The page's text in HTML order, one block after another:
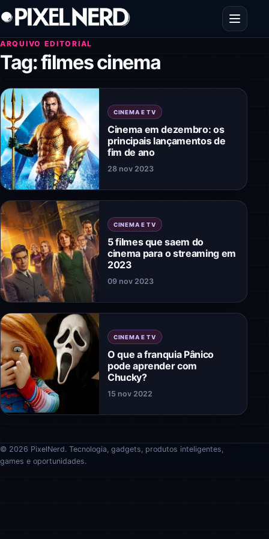
Pular para o conteúdo
Abrir
ARQUIVO EDITORIAL
Tag:filmes cinema
CINEMA E TV
Cinema em dezembro: os
principais lançamentos de
fim de ano
28 nov 2023
CINEMA E TV
5 filmes que saem do
cinema para o streaming em
2023
09 nov 2023
CINEMA E TV
O que a franquia Pânico
pode aprender com
Chucky?
15 nov 2022
© 2026 PixelNerd. Tecnologia, gadgets, produtos inteligentes,
games e oportunidades.